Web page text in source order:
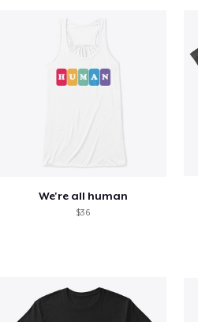
We're all human
$36